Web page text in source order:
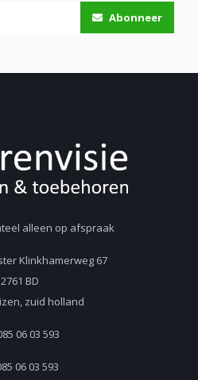
Abonneer
alleen op afspraak
Klinkhamerweg 67
2761 BD
zuid holland
06 03 593
06 03 593